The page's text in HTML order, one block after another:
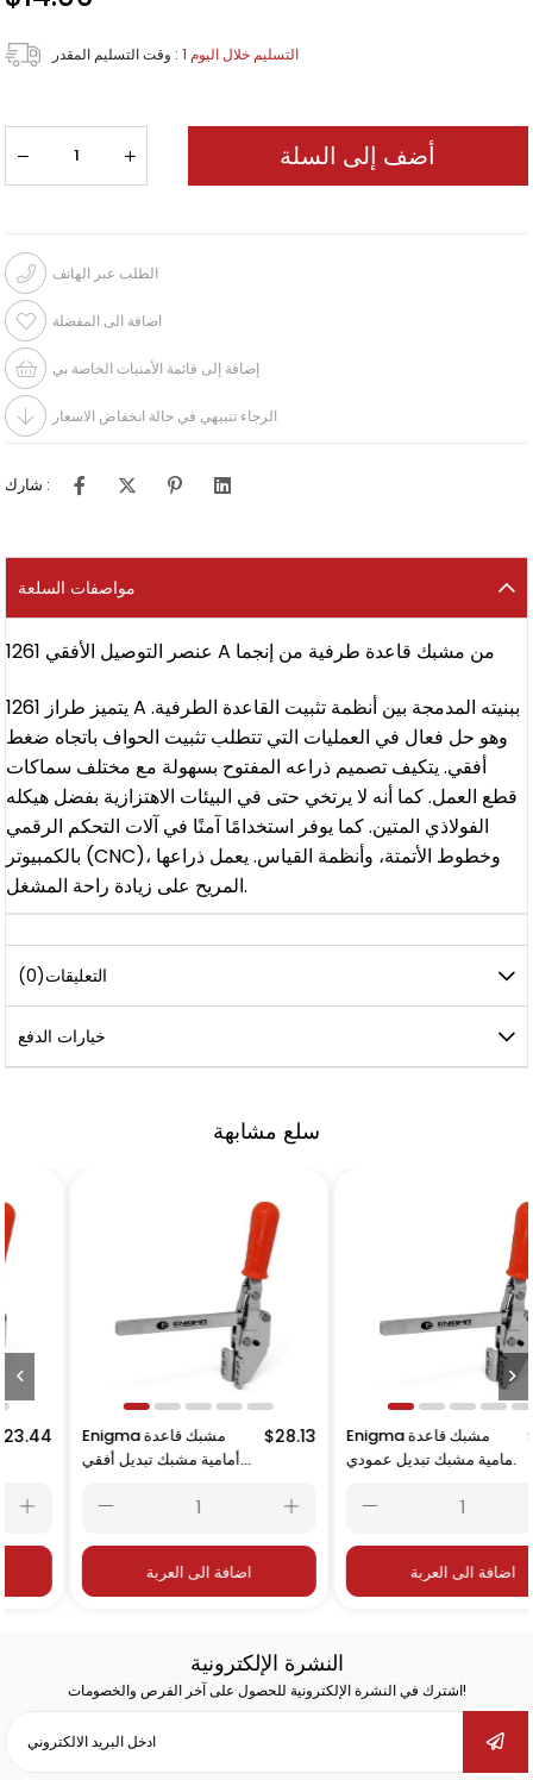
وقت التسليم المقدر : 1 التسليم خلال اليوم
الطلب عبر الهاتف
اضافة الى المفضلة
إضافة إلى قائمة الأمنيات الخاصة بي
الرجاء تنبيهي في حالة انخفاض الاسعار
شارك :
مواصفات السلعة
عنصر التوصيل الأفقي 1261 A من مشبك قاعدة طرفية من إنجما
يتميز طراز 1261 A ببنيته المدمجة بين أنظمة تثبيت القاعدة الطرفية.
وهو حل فعال في العمليات التي تتطلب تثبيت الحواف باتجاه ضغط
أفقي. يتكيف تصميم ذراعه المفتوح بسهولة مع مختلف سماكات
قطع العمل. كما أنه لا يرتخي حتى في البيئات الاهتزازية بفضل هيكله
الفولاذي المتين. كما يوفر استخدامًا آمنًا في آلات التحكم الرقمي
بالكمبيوتر (CNC)، وخطوط الأتمتة، وأنظمة القياس. يعمل ذراعها
المريح على زيادة راحة المشغل.
التعليقات(0)
خيارات الدفع
سلع مشابهة
Enigma مشبك قاعدة
أمامية مشبك تبديل أفقي
$28.13
اضافة الى العربة
Enigma مشبك قاعدة
أمامية مشبك تبديل عمودي
$42.19
اضافة الى العربة
النشرة الإلكترونية
اشترك في النشرة الإلكترونية للحصول على آخر الفرص والخصومات!